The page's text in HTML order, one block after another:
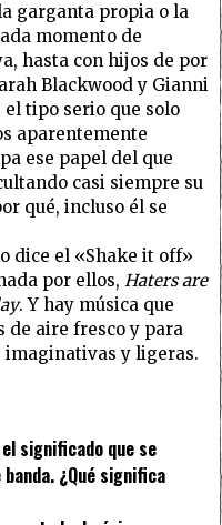
garganta propia o la
momento de
hasta con hijos de por
Blackwood y Gianni
el tipo serio que solo
aparentemente
ese papel del que
casi siempre su
qué, incluso él se
dice el «Shake it off»
por ellos, Haters are
. Y hay música que
de aire fresco y para
imaginativas y ligeras.
significado que se
¿Qué significa